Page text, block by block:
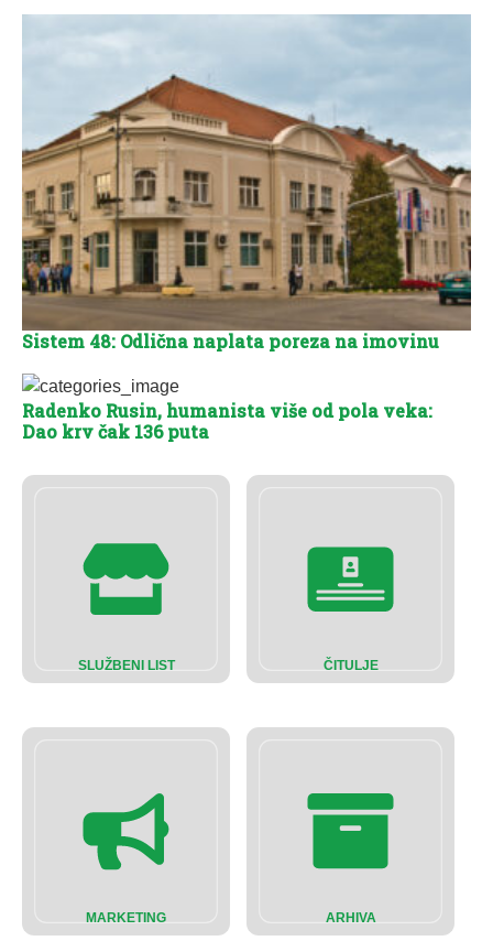
SLUŽBENI LIST ČITULJE
MARKETING ARHIVA
Sistem 48: Odlična naplata poreza na imovinu
Radenko Rusin, humanista više od pola veka:
Dao krv čak 136 puta